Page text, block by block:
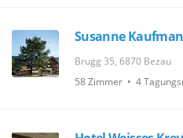
Susanne
Brugg 35, 6870 Bezau
58 Zimmer • 4